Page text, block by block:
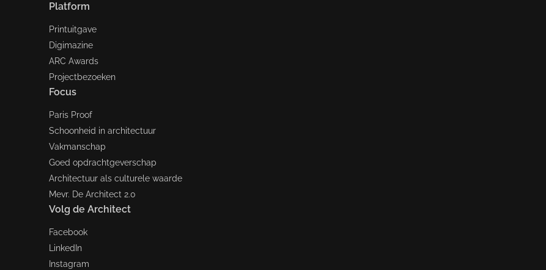
Platform
Printuitgave
Digimazine
ARC Awards
Projectbezoeken
Focus
Paris Proof
Schoonheid in architectuur
Vakmanschap
Goed opdrachtgeverschap
Architectuur als culturele waarde
Mevr. De Architect 2.0
Volg de Architect
Facebook
LinkedIn
Instagram